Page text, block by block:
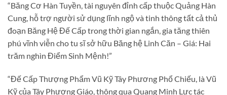
“Băng Cơ Hàn Tuyền, tài nguyên đỉnh cấp thuộc Quảng Hàn
Cung, hỗ trợ người sử dụng lĩnh ngộ và tinh thông tất cả thủ
đoạn Băng Hệ Đế Cấp trong thời gian ngắn, gia tăng thiên
phú vĩnh viễn cho tu sĩ sở hữu Băng hệ Linh Căn – Giá: Hai
trăm nghìn Điểm Sinh Mệnh!”
“Đế Cấp Thượng Phẩm Vũ Kỹ Tây Phương Phổ Chiếu, là Vũ
Kỹ của Tây Phương Giáo, thông qua Quang Minh Lực tác